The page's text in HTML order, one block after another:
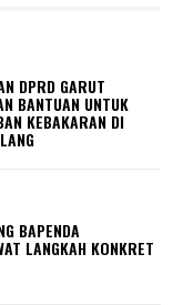
DPRD GARUT
BANTUAN UNTUK
KEBAKARAN DI
BAPENDA
LANGKAH KONKRET